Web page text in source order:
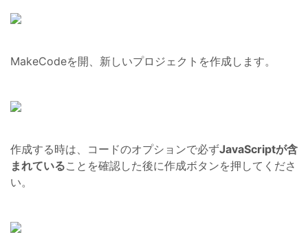
MakeCodeを開、新しいプロジェクトを作成します。
作成する時は、コードのオプションで必ずJavaScriptが含
まれていることを確認した後に作成ボタンを押してくださ
い。